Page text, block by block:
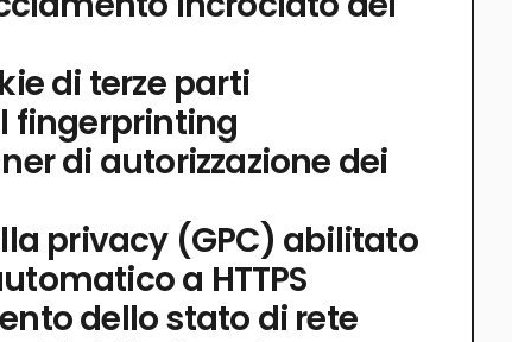
di terze parti
fingerprinting
di autorizzazione dei
privacy (GPC) abilitato
a HTTPS
dello stato di rete